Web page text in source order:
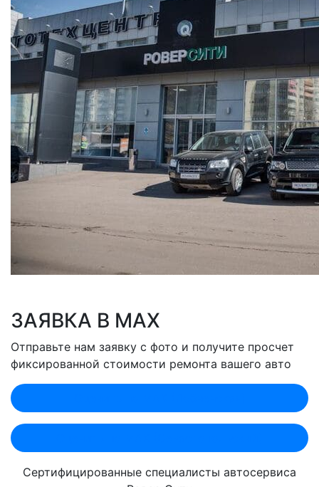
ЗАЯВКА В MAX
Отправьте нам заявку с фото и получите просчет
фиксированной стоимости ремонта вашего авто
Сертифицированные специалисты автосервиса